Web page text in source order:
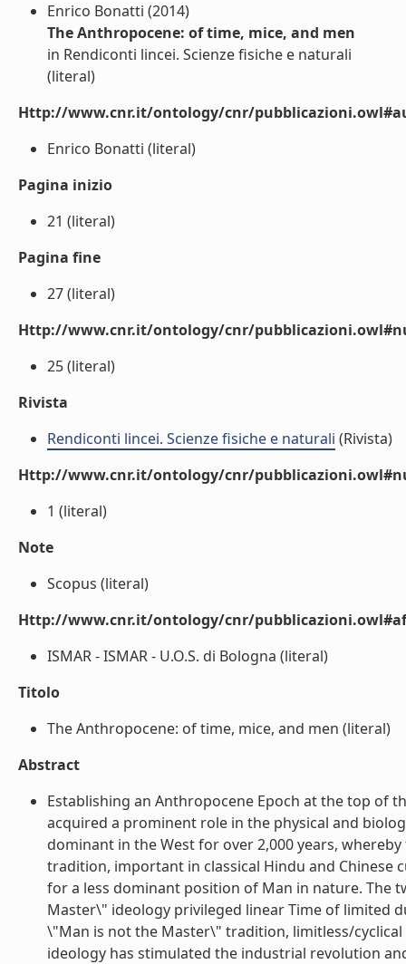
Enrico Bonatti (2014)
The Anthropocene: of time, mice, and men
in Rendiconti lincei. Scienze fisiche e naturali
(literal)
Http://www.cnr.it/ontology/cnr/
Enrico Bonatti (literal)
Pagina inizio
21 (literal)
Pagina fine
27 (literal)
Http://www.cnr.it/ontology/cnr/
25 (literal)
Rivista
Rendiconti lincei. Scienze fisiche e naturali (Rivista)
Http://www.cnr.it/ontology/cnr/
1 (literal)
Note
Scopus (literal)
Http://www.cnr.it/ontology/cnr/
ISMAR - ISMAR - U.O.S. di Bologna (literal)
Titolo
The Anthropocene: of time, mice, and men (literal)
Abstract
Establishing an Anthropocene Epoch at the top of
acquired a prominent role in the physical and
dominant in the West for over 2,000 years,
tradition, important in classical Hindu and Chinese
for a less dominant position of Man in nature. The
Master\" ideology privileged linear Time of limited
\"Man is not the Master\" tradition, limitless/
ideology has stimulated the industrial revolution